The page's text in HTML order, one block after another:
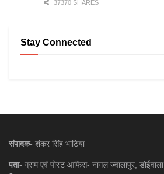
37370 SHARES
Stay Connected
संपादक- शंकर सिंह भाटिया
पता- ग्राम एवं पोस्ट आफिस- नागल ज्वालापुर,